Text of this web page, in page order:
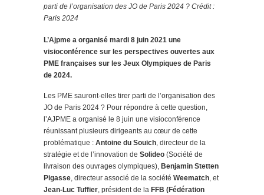
parti de l’organisation des JO de Paris 2024 ? Crédit :
Paris 2024
L’Ajpme a organisé mardi 8 juin 2021 une
visioconférence sur les perspectives ouvertes aux
PME françaises sur les Jeux Olympiques de Paris
de 2024.
Les PME sauront-elles tirer parti de l’organisation des
JO de Paris 2024 ? Pour répondre à cette question,
l’AJPME a organisé le 8 juin une visioconférence
réunissant plusieurs dirigeants au cœur de cette
problématique : Antoine du Souich, directeur de la
stratégie et de l’innovation de Solideo (Société de
livraison des ouvrages olympiques), Benjamin Stetten
Pigasse, directeur associé de la société Weematch, et
Jean-Luc Tuffier, président de la FFB (Fédération